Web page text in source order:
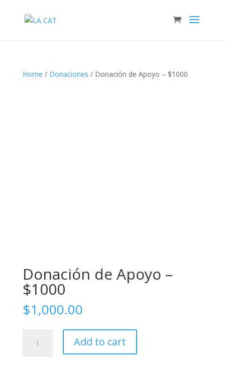
Home / Donaciones / Donación de Apoyo – $1000
Donación de Apoyo –
$1000
$1,000.00
Add to cart